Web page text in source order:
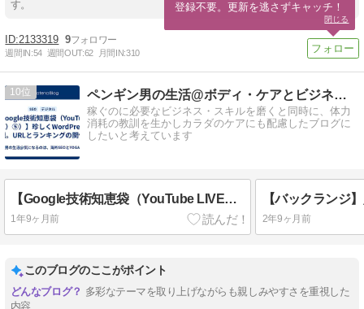
す。
2133319 9
週間IN:54 週間OUT:62 月間IN:310
10 ペンギン男の生活@ボディ・ケアとビジネス・スキルの持続的成長
稼ぐのに必要なビジネス・スキルを磨くと同時に、体力
消耗の教訓を生かしカラダのケアにも配慮したブログに
したいと考えています
【Google技術知恵袋（YouTube LIVE）⑤）】珍しくWordPressの話題。URLとランキングの関係。
1年9ヶ月前 2年9ヶ月前
このブログのここがポイント
多彩なテーマを取り上げながらも親しみやすさを重視した
内容
登録不要。更新を逃さずキャッチ！
閉じる